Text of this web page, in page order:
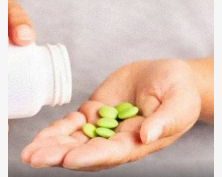
instrukcijas bei kitą aktualią informaciją;
Jeigu prekė patiko, tačiau norite dar pasidairyti po prekių
sugrįžti vėliau;
Nedvejokite konsultuotis su internetinės vaistinės komanda,
kad gautumėte profesionalų patarimą bet kuriuo klausimu;
Jeigu tai – ne vaistiniai preparatai, galite atkreipti dėmesį į
informaciją prie kainos – gali būti taikoma akcija su lojalumo
kortele arba visiems pirkėjams ir techniką ar priemones
įsigysite pigiau nei įprastai.
Renkantis medicinines priemones, svarbu atkreipti dėmesį į visą
prieinamą informaciją. Kadangi renkatės prekes ir produktus
sveikatos ar medicininei priežiūrai, būtina jausti užtikrintumą dėl to,
kad išsirinkote tai, ko reikia. Daugybė preparatų ar priemonių
parduodami skirtingais kiekiais, tad nedvejokite pasidairyti po
katalogą ieškodami labiausiai poreikį atitinkančio kiekio.
Kadangi prekių šioje kategorijoje yra tikrai daug, galite pasinaudoti